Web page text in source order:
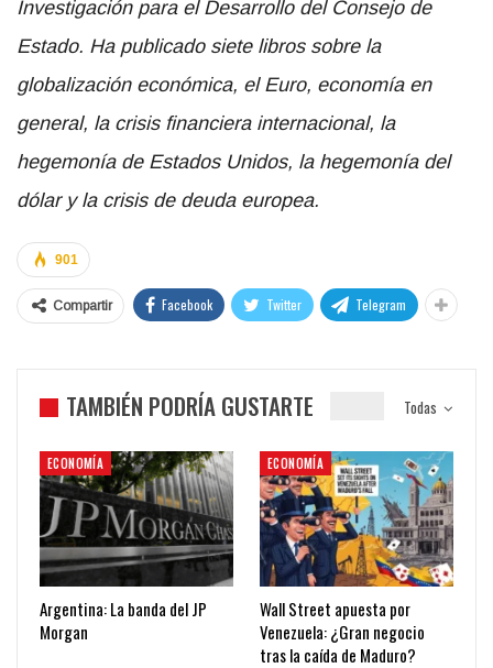
Investigación para el Desarrollo del Consejo de
Estado. Ha publicado siete libros sobre la
globalización económica, el Euro, economía en
general, la crisis financiera internacional, la
hegemonía de Estados Unidos, la hegemonía del
dólar y la crisis de deuda europea.
901
Compartir Facebook Twitter Telegram
Todas
TAMBIÉN PODRÍA GUSTARTE
ECONOMÍA
Argentina: La banda del JP
Morgan
ECONOMÍA
Wall Street apuesta por
Venezuela: ¿Gran negocio
tras la caída de Maduro?